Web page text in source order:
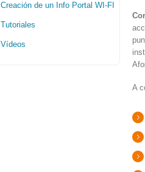
A
Creación de un Info Portal WI-FI
Tutoriales
Vídeos